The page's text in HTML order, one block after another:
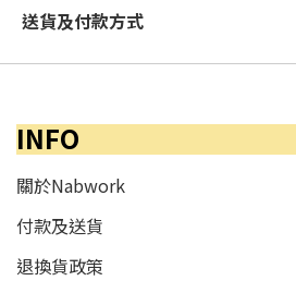
送貨及付款方式
INFO
關於Nabwork
付款及送貨
退換貨政策